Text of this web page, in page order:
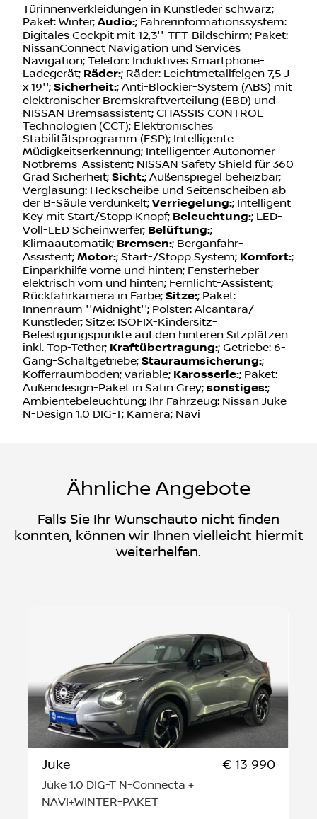
Türinnenverkleidungen in Kunstleder schwarz;
Paket: Winter; Audio:; Fahrerinformationssystem:
Digitales Cockpit mit 12,3''-TFT-Bildschirm; Paket:
NissanConnect Navigation und Services
Navigation; Telefon: Induktives Smartphone-
Ladegerät; Räder:; Räder: Leichtmetallfelgen 7,5 J
x 19''; Sicherheit:; Anti-Blockier-System (ABS) mit
elektronischer Bremskraftverteilung (EBD) und
NISSAN Bremsassistent; CHASSIS CONTROL
Technologien (CCT); Elektronisches
Stabilitätsprogramm (ESP); Intelligente
Müdigkeitserkennung; Intelligenter Autonomer
Notbrems-Assistent; NISSAN Safety Shield für 360
Grad Sicherheit; Sicht:; Außenspiegel beheizbar;
Verglasung: Heckscheibe und Seitenscheiben ab
der B-Säule verdunkelt; Verriegelung:; Intelligent
Key mit Start/Stopp Knopf; Beleuchtung:; LED-
Voll-LED Scheinwerfer; Belüftung:;
Klimaautomatik; Bremsen:; Berganfahr-
Assistent; Motor:; Start-/Stopp System; Komfort:;
Einparkhilfe vorne und hinten; Fensterheber
elektrisch vorn und hinten; Fernlicht-Assistent;
Rückfahrkamera in Farbe; Sitze:; Paket:
Innenraum ''Midnight''; Polster: Alcantara/
Kunstleder; Sitze: ISOFIX-Kindersitz-
Befestigungspunkte auf den hinteren Sitzplätzen
inkl. Top-Tether; Kraftübertragung:; Getriebe: 6-
Gang-Schaltgetriebe; Stauraumsicherung:;
Kofferraumboden; variable; Karosserie:; Paket:
Außendesign-Paket in Satin Grey; sonstiges:;
Ambientebeleuchtung; Ihr Fahrzeug: Nissan Juke
N-Design 1.0 DIG-T; Kamera; Navi
Ähnliche Angebote
Falls Sie Ihr Wunschauto nicht finden
konnten, können wir Ihnen vielleicht hiermit
weiterhelfen.
Juke € 13 990
Juke 1.0 DIG-T N-Connecta +
NAVI+WINTER-PAKET